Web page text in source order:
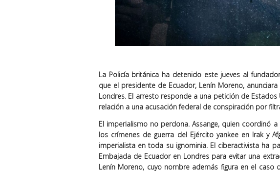
La Policía británica ha detenido este jueves al
que el presidente de Ecuador, Lenín Moreno,
Londres. El arresto responde a una petición de
relación a una acusación federal de conspiración por
El imperialismo no perdona. Assange, quien coordinó
los crímenes de guerra del Ejército yankee en Irak y
imperialista en toda su ignominia. El ciberactivista ha
Embajada de Ecuador en Londres para evitar una
Lenín Moreno, cuyo nombre además figura en el caso